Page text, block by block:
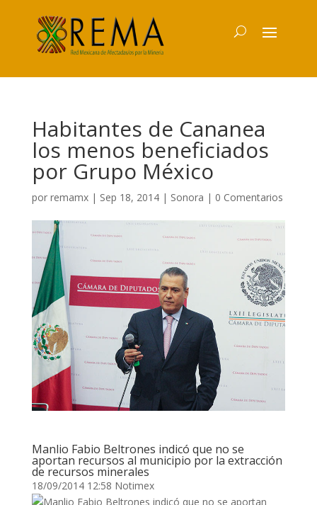
Habitantes de Cananea
los menos beneficiados
por Grupo México
por remamx| Sep 18, 2014| Sonora | 0 Comentarios
Manlio Fabio Beltrones indicó que no se
aportan recursos al municipio por la extracción
de recursos minerales
18/09/2014 12:58 Notimex